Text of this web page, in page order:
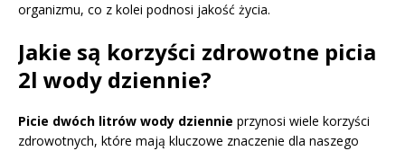
organizmu, co z kolei podnosi jakość życia.
Jakie są korzyści zdrowotne picia
2l wody dziennie?
Picie dwóch litrów wody dziennie przynosi wiele korzyści
zdrowotnych, które mają kluczowe znaczenie dla naszego